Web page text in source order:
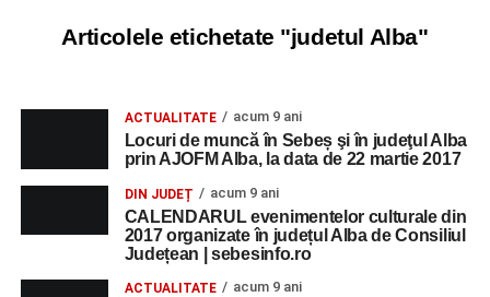
Articolele etichetate "judetul Alba"
ACTUALITATE acum 9 ani
Locuri de muncă în Sebeș şi în judeţul Alba
prin AJOFM Alba, la data de 22 martie 2017
DIN JUDEȚ acum 9 ani
CALENDARUL evenimentelor culturale din
2017 organizate în județul Alba de Consiliul
Județean | sebesinfo.ro
ACTUALITATE acum 9 ani